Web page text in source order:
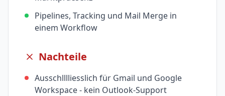
Pipelines, Tracking und Mail Merge in
einem Workflow
Nachteile
Ausschlllliesslich für Gmail und Google
Workspace - kein Outlook-Support